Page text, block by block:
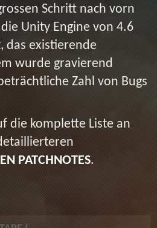
Schritt nach vorn
Unity Engine von 4.6
das existierende
wurde gravierend
Zahl von Bugs
die komplette Liste an
PATCHNOTES.